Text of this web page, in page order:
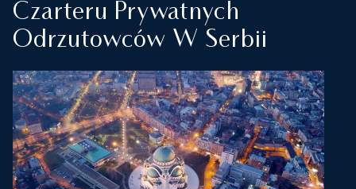
Czarteru Prywatnych
Odrzutowców W Serbii